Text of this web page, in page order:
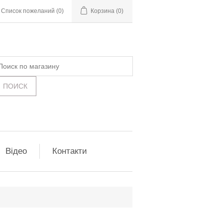
Список пожеланий (0) Корзина (0)
Відео Контакти